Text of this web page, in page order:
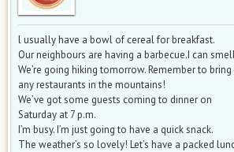
l usually have a bowl of cereal for breakfast.
Our neighbours are having a barbecue.I can
We’re going hiking tomorrow. Remember to
any restaurants in the mountains!
We’ve got some guests coming to dinner on
Saturday at 7 p.m.
I’m busy. I’m just going to have a quick snack.
The weather’s so lovely! Let’s have a packed